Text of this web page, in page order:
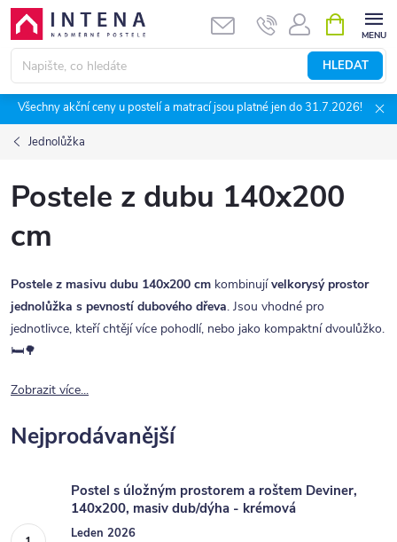
Přejít
obsah
HLEDAT
NÁKUPNÍ
KOŠÍK
Všechny akční ceny u postelí a matrací jsou platné jen do 31.7.2026!
Jednolůžka
Postele z dubu 140x200
cm
Postele z masivu dubu 140x200 cm kombinujívelkorysý prostor
jednolůžka s pevností dubového dřeva. Jsou vhodné pro
jednotlivce, kteří chtějí více pohodlí, nebo jako kompaktní dvoulůžko.
🛏️🌳
Zobrazit více...
Nejprodávanější
Postel s úložným prostorem a roštem Deviner,
140x200, masiv dub/dýha - krémová
Leden 2026